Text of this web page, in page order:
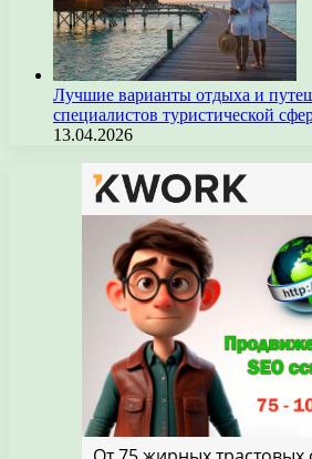
Лучшие варианты отдыха и
специалистов туристической
13.04.2026